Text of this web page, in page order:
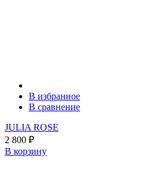
В избранное
В сравнение
JULIA ROSE
2 800 ₽
В корзину